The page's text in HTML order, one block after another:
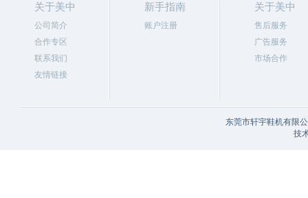
关于美中
公司简介
合作专区
联系我们
友情链接
新手指南
账户注册
关于美中
售后服务
广告服务
市场合作
东莞市轩宇鞋机有限
技